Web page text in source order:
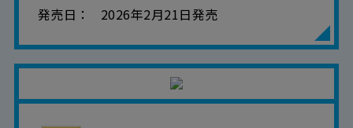
発売日 2026年2月21日発売